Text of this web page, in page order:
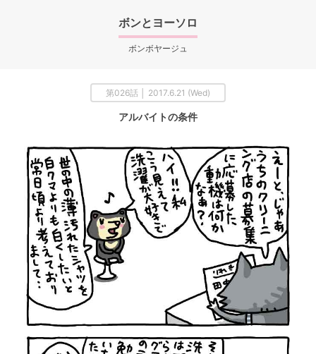
ボンとヨーソロ
ボンボヤージュ
第026話 │ 2017.6.21 (Wed)
アルバイトの条件